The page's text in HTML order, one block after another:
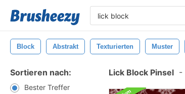
Block Abstrakt Texturierten Muster
Sortieren nach:
Bester Treffer
Lick Block Pinsel -